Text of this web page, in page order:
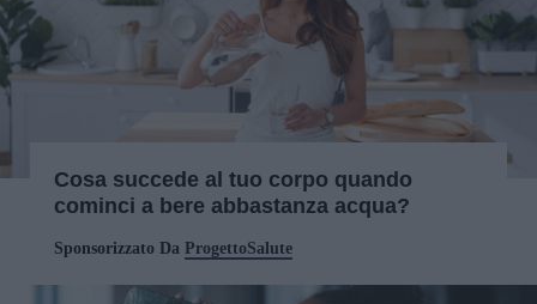
Cosa succede al tuo corpo quando
cominci a bere abbastanza acqua?
Sponsorizzato Da ProgettoSalute